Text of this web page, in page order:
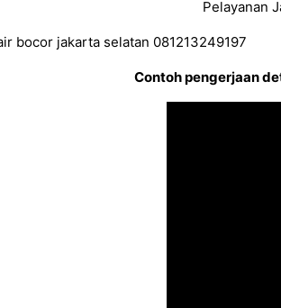
Pelayanan
Contoh pengerjaan